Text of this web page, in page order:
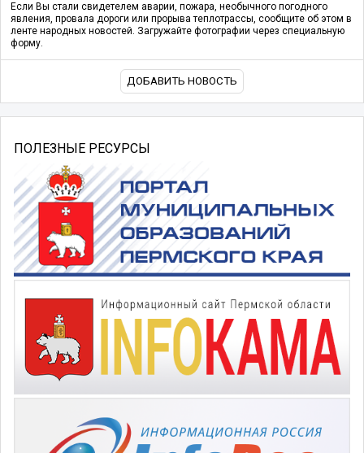
Если Вы стали свидетелем аварии, пожара, необычного погодного
явления, провала дороги или прорыва теплотрассы, сообщите об этом в
ленте народных новостей. Загружайте фотографии через специальную
форму.
ДОБАВИТЬ НОВОСТЬ
ПОЛЕЗНЫЕ РЕСУРСЫ